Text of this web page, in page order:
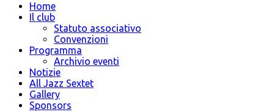
Home
Il club
Statuto associativo
Convenzioni
Programma
Archivio eventi
Notizie
All Jazz Sextet
Gallery
Sponsors